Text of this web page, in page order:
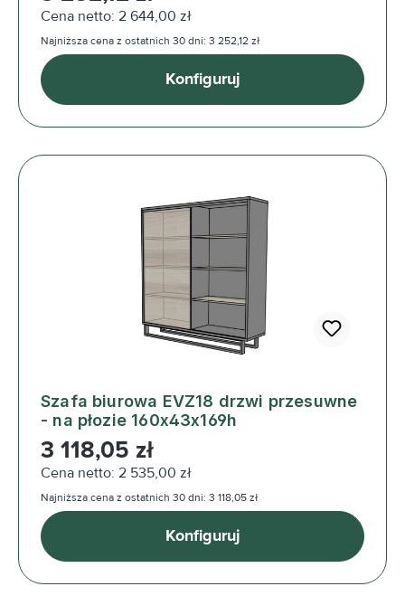
Cena netto: 2 644,00 zł
Najniższa cena z ostatnich 30 dni: 3 252,12 zł
Konfiguruj
Szafa biurowa EVZ18 drzwi przesuwne
- na płozie 160x43x169h
Cena regularna:
3 118,05 zł
Cena netto: 2 535,00 zł
Najniższa cena z ostatnich 30 dni: 3 118,05 zł
Konfiguruj